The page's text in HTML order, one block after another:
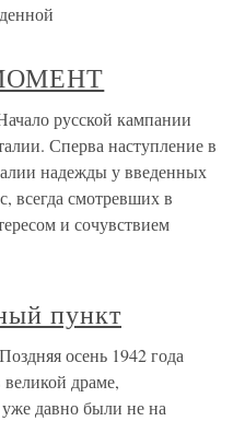
русской кампании
Сперва наступление в
надежды у введенных
всегда смотревших в
и сочувствием
пункт
осень 1942 года
драме,
давно были не на